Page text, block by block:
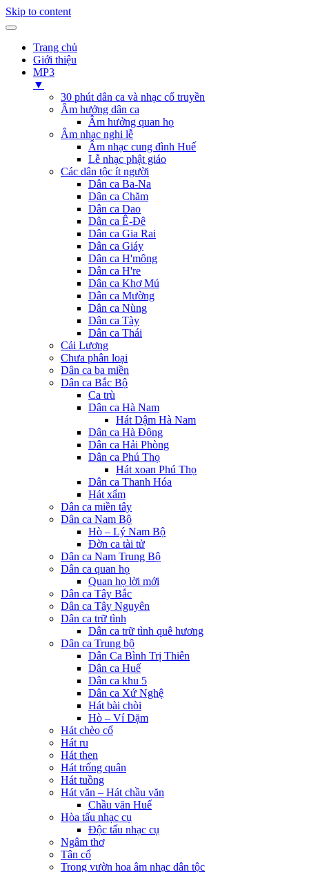
Skip to content
Trang chủ
Giới thiệu
MP3
▼
30 phút dân ca và nhạc cổ truyền
Âm hưởng dân ca
Âm hưởng quan họ
Âm nhạc nghi lễ
Âm nhạc cung đình Huế
Lễ nhạc phật giáo
Các dân tộc ít người
Dân ca Ba-Na
Dân ca Chăm
Dân ca Dao
Dân ca Ê-Đê
Dân ca Gia Rai
Dân ca Giáy
Dân ca H'mông
Dân ca H're
Dân ca Khơ Mú
Dân ca Mường
Dân ca Nùng
Dân ca Tày
Dân ca Thái
Cải Lương
Chưa phân loại
Dân ca ba miền
Dân ca Bắc Bộ
Ca trù
Dân ca Hà Nam
Hát Dậm Hà Nam
Dân ca Hà Đông
Dân ca Hải Phòng
Dân ca Phú Thọ
Hát xoan Phú Thọ
Dân ca Thanh Hóa
Hát xẩm
Dân ca miền tây
Dân ca Nam Bộ
Hò – Lý Nam Bộ
Đờn ca tài tử
Dân ca Nam Trung Bộ
Dân ca quan họ
Quan họ lời mới
Dân ca Tây Bắc
Dân ca Tây Nguyên
Dân ca trữ tình
Dân ca trữ tình quê hương
Dân ca Trung bộ
Dân Ca Bình Trị Thiên
Dân ca Huế
Dân ca khu 5
Dân ca Xứ Nghệ
Hát bài chòi
Hò – Ví Dặm
Hát chèo cổ
Hát ru
Hát then
Hát trống quân
Hát tuồng
Hát văn – Hát chầu văn
Chầu văn Huế
Hòa tấu nhạc cụ
Độc tấu nhạc cụ
Ngâm thơ
Tân cổ
Trong vườn hoa âm nhạc dân tộc